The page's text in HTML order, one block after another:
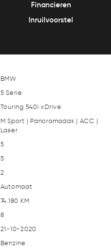
Financieren
Inruilvoorstel
BMW
5 Serie
Touring 540i xDrive
M Sport | Panoramadak | ACC |
Laser
5
5
2
Automaat
74.180 KM
8
21-10-2020
Benzine